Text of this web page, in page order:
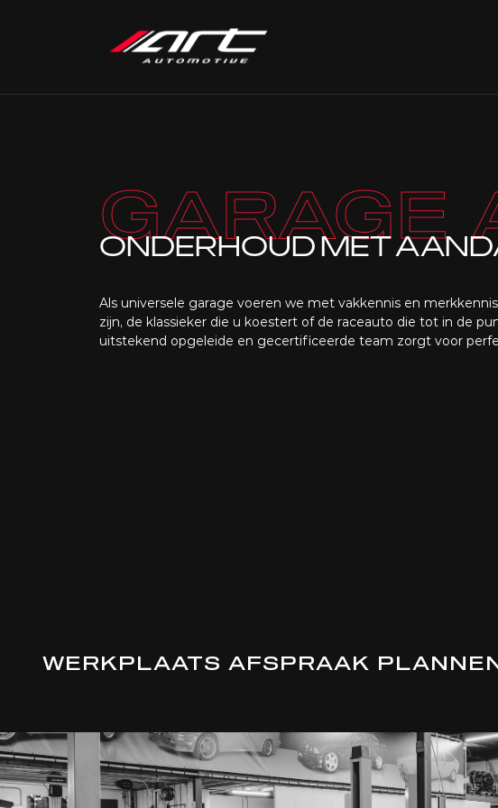
GARAGE
ONDERHOUD MET
Als universele garage voeren we met vakkennis en
zijn, de klassieker die u koestert of de raceauto die tot in de
uitstekend opgeleide en gecertificeerde team zorgt voor
WERKPLAATS AFSPRAAK